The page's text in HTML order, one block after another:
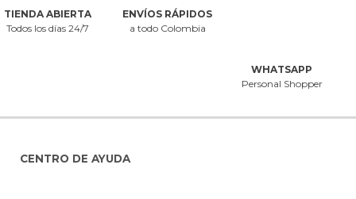
TIENDA ABIERTA
Todos los días 24/7
ENVÍOS RÁPIDOS
a todo Colombia
WHATSAPP
Personal Shopper
CENTRO DE AYUDA